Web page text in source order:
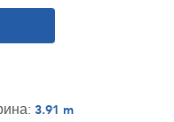
3.91 m